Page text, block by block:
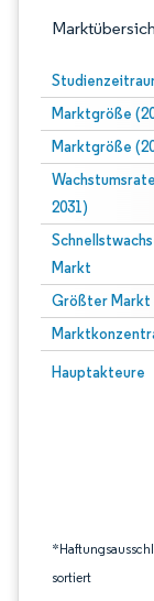
Marktgröße
Marktgröße
2031)
Markt
Größter Markt
Hauptakteure
sortiert
Bild © Mordor